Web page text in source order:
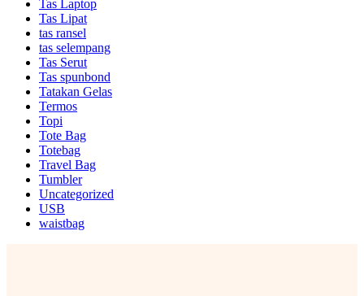
Tas Laptop
Tas Lipat
tas ransel
tas selempang
Tas Serut
Tas spunbond
Tatakan Gelas
Termos
Topi
Tote Bag
Totebag
Travel Bag
Tumbler
Uncategorized
USB
waistbag